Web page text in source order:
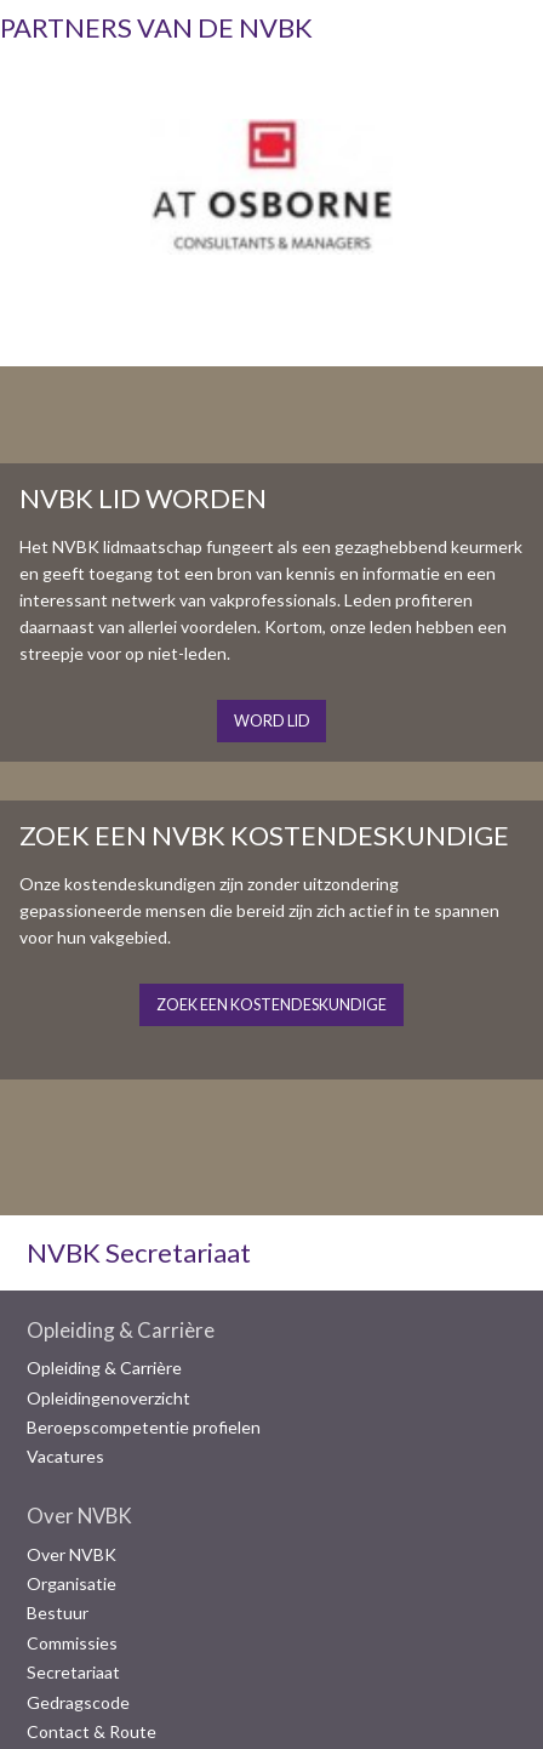
PARTNERS VAN DE NVBK
NVBK LID WORDEN
Het NVBK lidmaatschap fungeert als een gezaghebbend keurmerk
en geeft toegang tot een bron van kennis en informatie en een
interessant netwerk van vakprofessionals. Leden profiteren
daarnaast van allerlei voordelen. Kortom, onze leden hebben een
streepje voor op niet-leden.
WORD LID
ZOEK EEN NVBK KOSTENDESKUNDIGE
Onze kostendeskundigen zijn zonder uitzondering
gepassioneerde mensen die bereid zijn zich actief in te spannen
voor hun vakgebied.
ZOEK EEN KOSTENDESKUNDIGE
NVBK Secretariaat
Opleiding & Carrière
Opleiding & Carrière
Opleidingenoverzicht
Beroepscompetentie profielen
Vacatures
Over NVBK
Over NVBK
Organisatie
Bestuur
Commissies
Secretariaat
Gedragscode
Contact & Route